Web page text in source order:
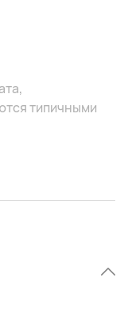
типичными